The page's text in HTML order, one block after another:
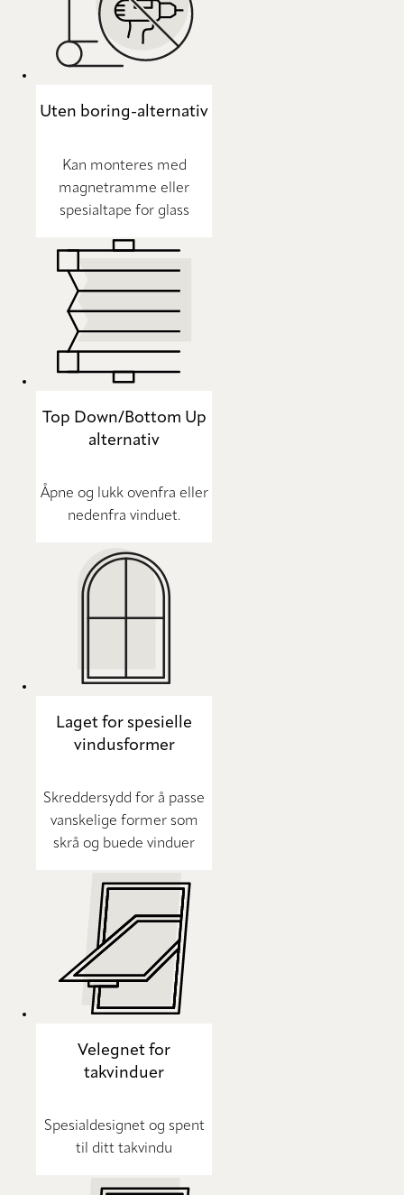
Uten boring-alternativ
Kan monteres med
magnetramme eller
spesialtape for glass
Top Down/Bottom Up
alternativ
Åpne og lukk ovenfra eller
nedenfra vinduet.
Laget for spesielle
vindusformer
Skreddersydd for å passe
vanskelige former som
skrå og buede vinduer
Velegnet for
takvinduer
Spesialdesignet og spent
til ditt takvindu